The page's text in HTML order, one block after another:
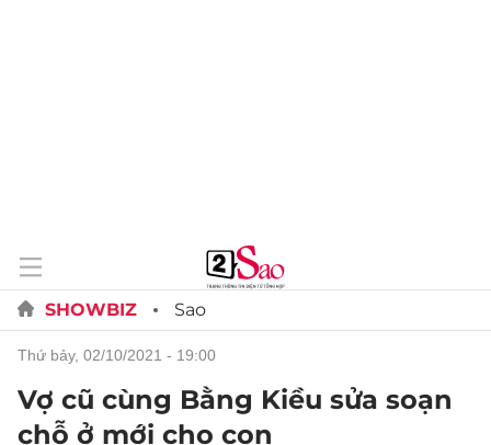
SHOWBIZ Sao
thứ bảy, 02/10/2021 - 19:00
Vợ cũ cùng Bằng Kiều sửa soạn
chỗ ở mới cho con